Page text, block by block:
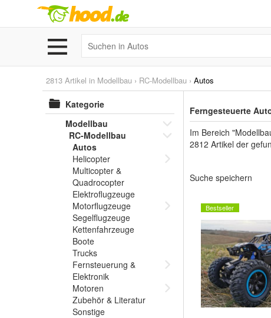
2813 Artikel in Modellbau › RC-Modellbau › Autos
Kategorie
Modellbau
RC-Modellbau
Autos
Helicopter
Multicopter &
Quadrocopter
Elektroflugzeuge
Motorflugzeuge
Segelflugzeuge
Kettenfahrzeuge
Boote
Trucks
Fernsteuerung &
Elektronik
Motoren
Zubehör & Literatur
Sonstige
Ferngesteuerte
Im Bereich
2812 Artikel der
Suche speichern
Bestseller